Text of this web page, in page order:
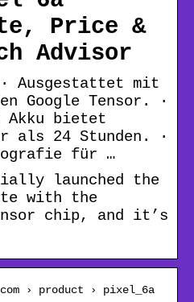
Price &
Advisor
Ausgestattet mit
Google Tensor. ·
bietet
als 24 Stunden. ·
für …
launched the
with the
chip, and it’s
› product › pixel_6a